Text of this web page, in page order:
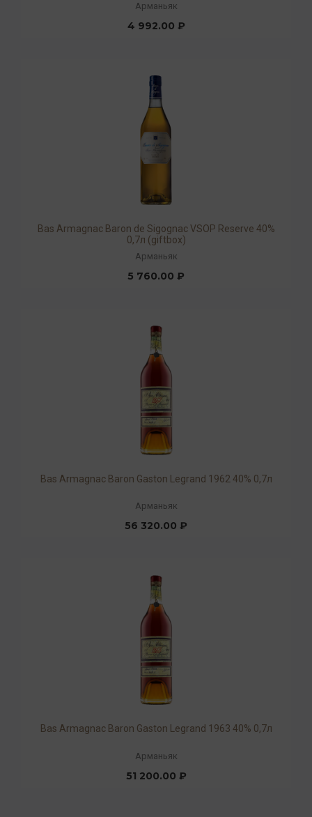
Арманьяк
4 992.00 ₽
Bas Armagnac Baron de Sigognac VSOP Reserve 40%
0,7л (giftbox)
Арманьяк
5 760.00 ₽
Bas Armagnac Baron Gaston Legrand 1962 40% 0,7л
Арманьяк
56 320.00 ₽
Bas Armagnac Baron Gaston Legrand 1963 40% 0,7л
Арманьяк
51 200.00 ₽